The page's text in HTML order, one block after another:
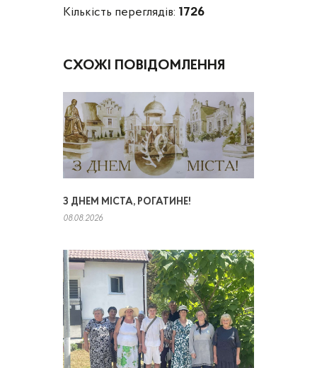
Кількість переглядів: 1726
СХОЖІ ПОВІДОМЛЕННЯ
З ДНЕМ МІСТА, РОГАТИНЕ!
08.08.2026